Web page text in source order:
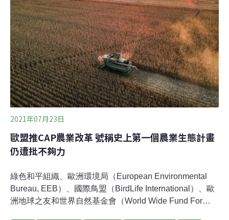
經驗加以傳承宣揚，成為自伐型林業的發展雛型。因為這
是由民間發起並推廣的林業模式，少了許多官方與學術界
的研究，導致除了日文的文獻外，目前尚無其他語言的資
料可供參照，而為了讓林業活動缺席的台灣人們了解自伐
型林業的特點，本文分為三點做出解釋。
2021年07月23日
歐盟推CAP農業改革 號稱史上第一個農業生態計畫
仍遭批不夠力
綠色和平組織、歐洲環境局（European Environmental
Bureau, EEB）、國際鳥盟（BirdLife International）、歐
洲地球之友和世界自然基金會（World Wide Fund For